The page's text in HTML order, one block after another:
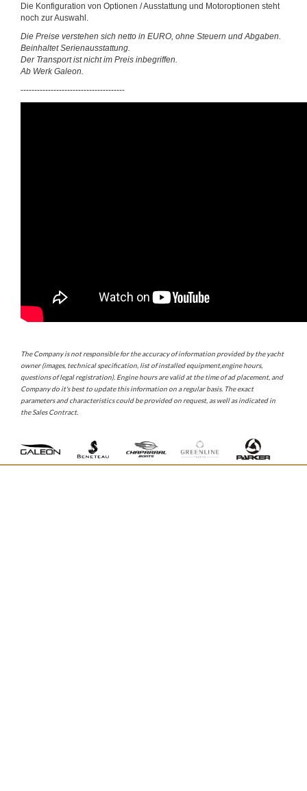
Die Konfiguration von Optionen / Ausstattung und Motoroptionen steht
noch zur Auswahl.
Die Preise verstehen sich netto in EURO, ohne Steuern und Abgaben.
Beinhaltet Serienausstattung.
Der Transport ist nicht im Preis inbegriffen.
Ab Werk Galeon.
--------------------------------------
The Company is not responsible for the accuracy of information provided by the yacht
owner (images, technical specification, list of installed equipment,engine hours,
questions of legal registration). Engine hours are valid at the time of ad placement, and
Company do it's best to update this information on a regular basis. The exact
parameters and characteristics could be provided on request, as well as indicated in
the Sales Contract.